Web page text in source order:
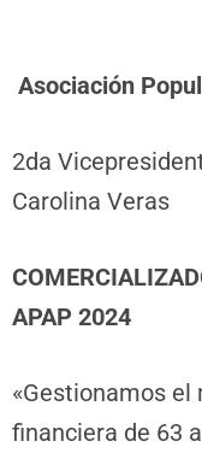
Asociación
2da
Carolina Veras
APAP 2024
«Gestionamos
financiera de 63